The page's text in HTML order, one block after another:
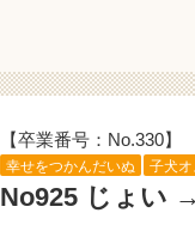
【卒業番号：No.330】
幸せをつかんだいぬ 子犬
No925 じょい